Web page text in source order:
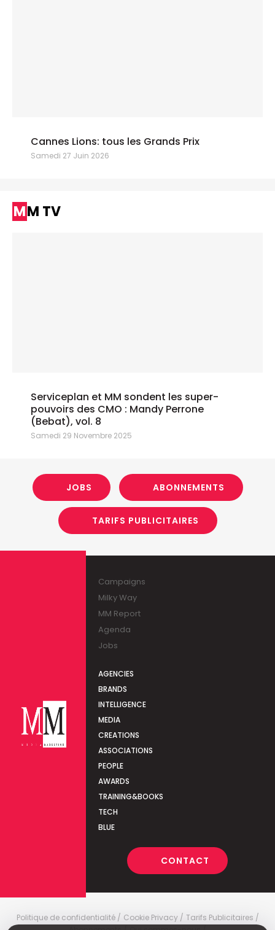
Cannes Lions: tous les Grands Prix
Samedi 27 Juin 2026
MM TV
Serviceplan et MM sondent les super-
pouvoirs des CMO : Mandy Perrone
(Bebat), vol. 8
Samedi 29 Novembre 2025
JOBS ABONNEMENTS
TARIFS PUBLICITAIRES
Campaigns
Milky Way
MM Report
Agenda
Jobs
AGENCIES
BRANDS
INTELLIGENCE
MEDIA
CREATIONS
ASSOCIATIONS
PEOPLE
AWARDS
TRAINING&BOOKS
TECH
BLUE
CONTACT
Politique de confidentialité Cookie Privacy
Tarifs Publicitaires